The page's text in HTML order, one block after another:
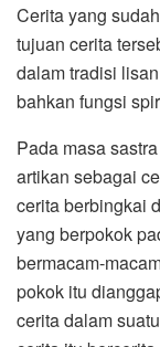
Cerita yang
tujuan cerita
dalam tradisi
bahkan fungsi
Pada masa
artikan sebagai
cerita berbingkai
yang berpokok
bermacam-
pokok itu
cerita dalam